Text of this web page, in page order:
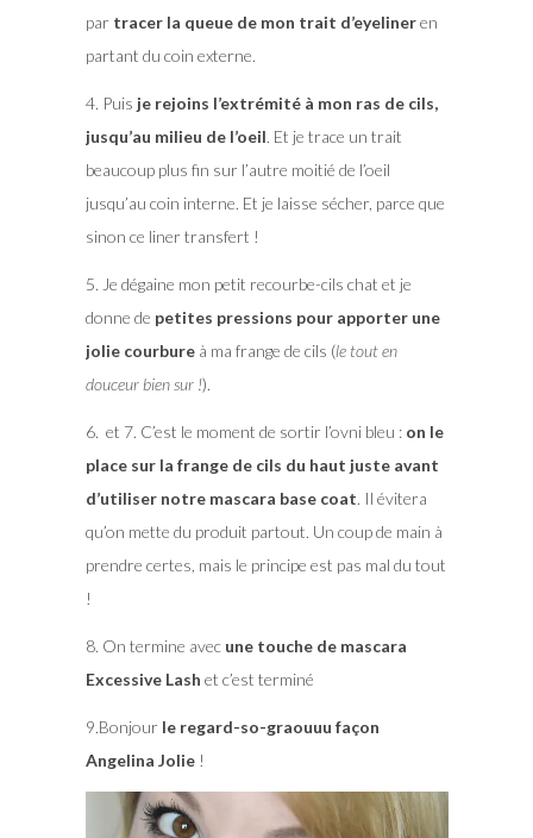
partracer la queue de mon trait d’eyelineren
partant du coin externe.
4. Puis je rejoins l’extrémité à mon ras de cils,
jusqu’au milieu de l’oeil. Et je trace un trait
beaucoup plus fin sur l’autre moitié de l’oeil
jusqu’au coin interne. Et je laisse sécher, parce que
sinon ce liner transfert !
5. Je dégaine mon petit recourbe-cils chat et je
donne de petites pressions pour apporter une
jolie courbureà ma frange de cils (le tout en
douceur bien sur !).
6. et 7. C’est le moment de sortir l’ovni bleu : on le
place sur la frange de cils du haut juste avant
d’utiliser notre mascara base coat. Il évitera
qu’on mette du produit partout. Un coup de main à
prendre certes, mais le principe est pas mal du tout
!
8. On termine avec une touche de mascara
Excessive Lash et c’est terminé
9.Bonjour le regard-so-graouuu façon
Angelina Jolie!